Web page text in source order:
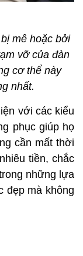
mê hoặc bởi
vỡ của đàn
cơ thể này
nhất.
với các kiểu
phục giúp họ
cần mất thời
tiền, chắc
những lựa
đẹp mà không